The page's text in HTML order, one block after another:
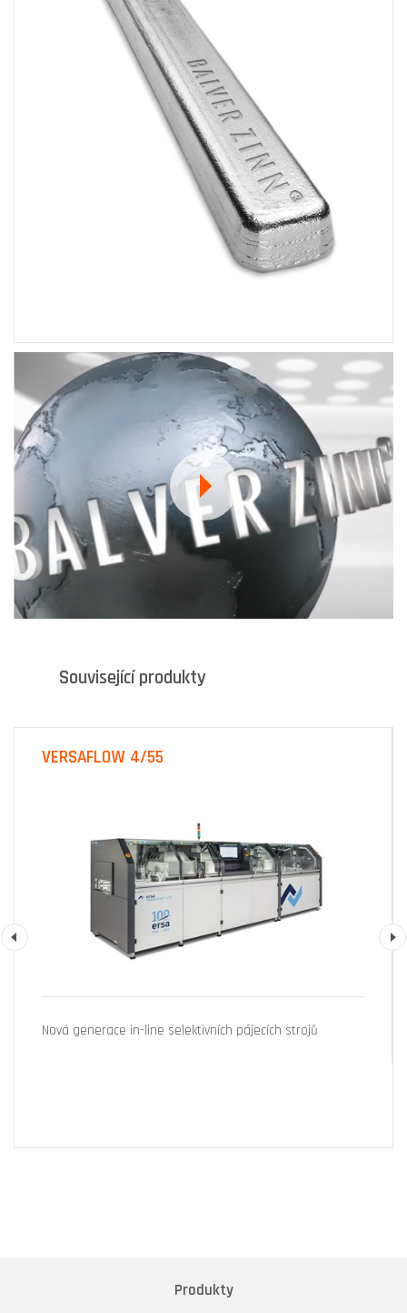
Související produkty
Previous
VERSAFLOW 4/55
Nová generace in-line selektivních pájecích strojů
Produkty